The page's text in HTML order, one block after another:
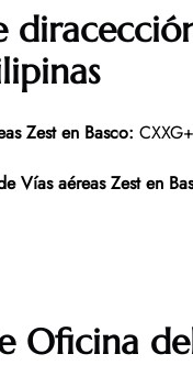
Zest en Basco:
Vías aéreas Zest en
Oficina